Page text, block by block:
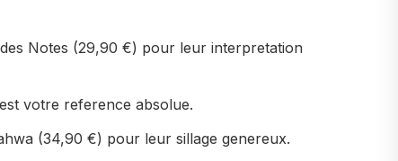
Notes (29,90 €) pour leur interpretation
votre reference absolue.
(34,90 €) pour leur sillage genereux.